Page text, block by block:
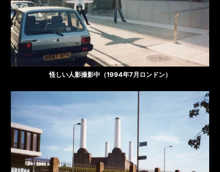
怪しい人影撮影中（1994年7月ロンドン）